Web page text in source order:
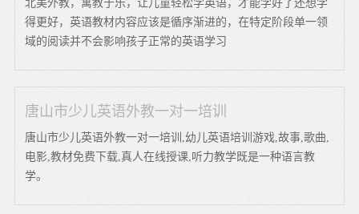
北美外教，寓教于乐，让儿童轻松学英语，才能学好了还想学
得更好，英语教材内容应该是循序渐进的，在特定阶段单一领
域的阅读并不会影响孩子正常的英语学习
唐山市少儿英语外教一对一培训
唐山市少儿英语外教一对一培训,幼儿英语培训游戏,故事,歌曲,
电影,教材免费下载,真人在线授课,听力教学既是一种语言教
学。